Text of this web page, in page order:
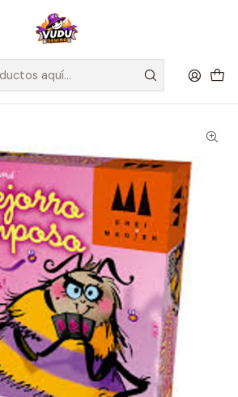
Chile! Envío GRATIS a Regiones sobre
$35.000
de Mesa Editorial Devir
Tramposo - Español